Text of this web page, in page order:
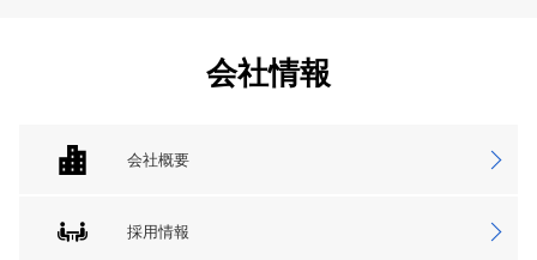
会社情報
会社概要
採用情報